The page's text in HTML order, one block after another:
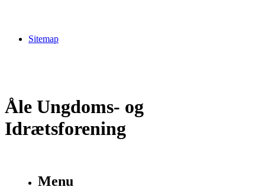
Sitemap
Åle Ungdoms- og
Idrætsforening
Menu